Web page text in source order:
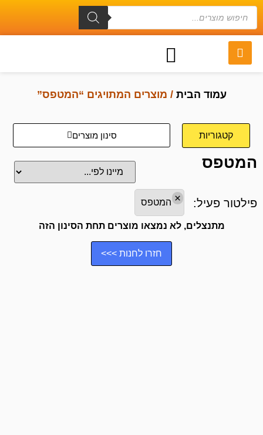
עמוד הבית / מוצרים המתויגים “המטפס”
קטגוריות סינון מוצרים
המטפס
פילטור פעיל: המטפס ×
מתנצלים, לא נמצאו מוצרים תחת הסינון הזה
חזרו לחנות >>>